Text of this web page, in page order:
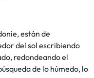
están de
del sol escribiendo
redondeando el
de lo húmedo, lo